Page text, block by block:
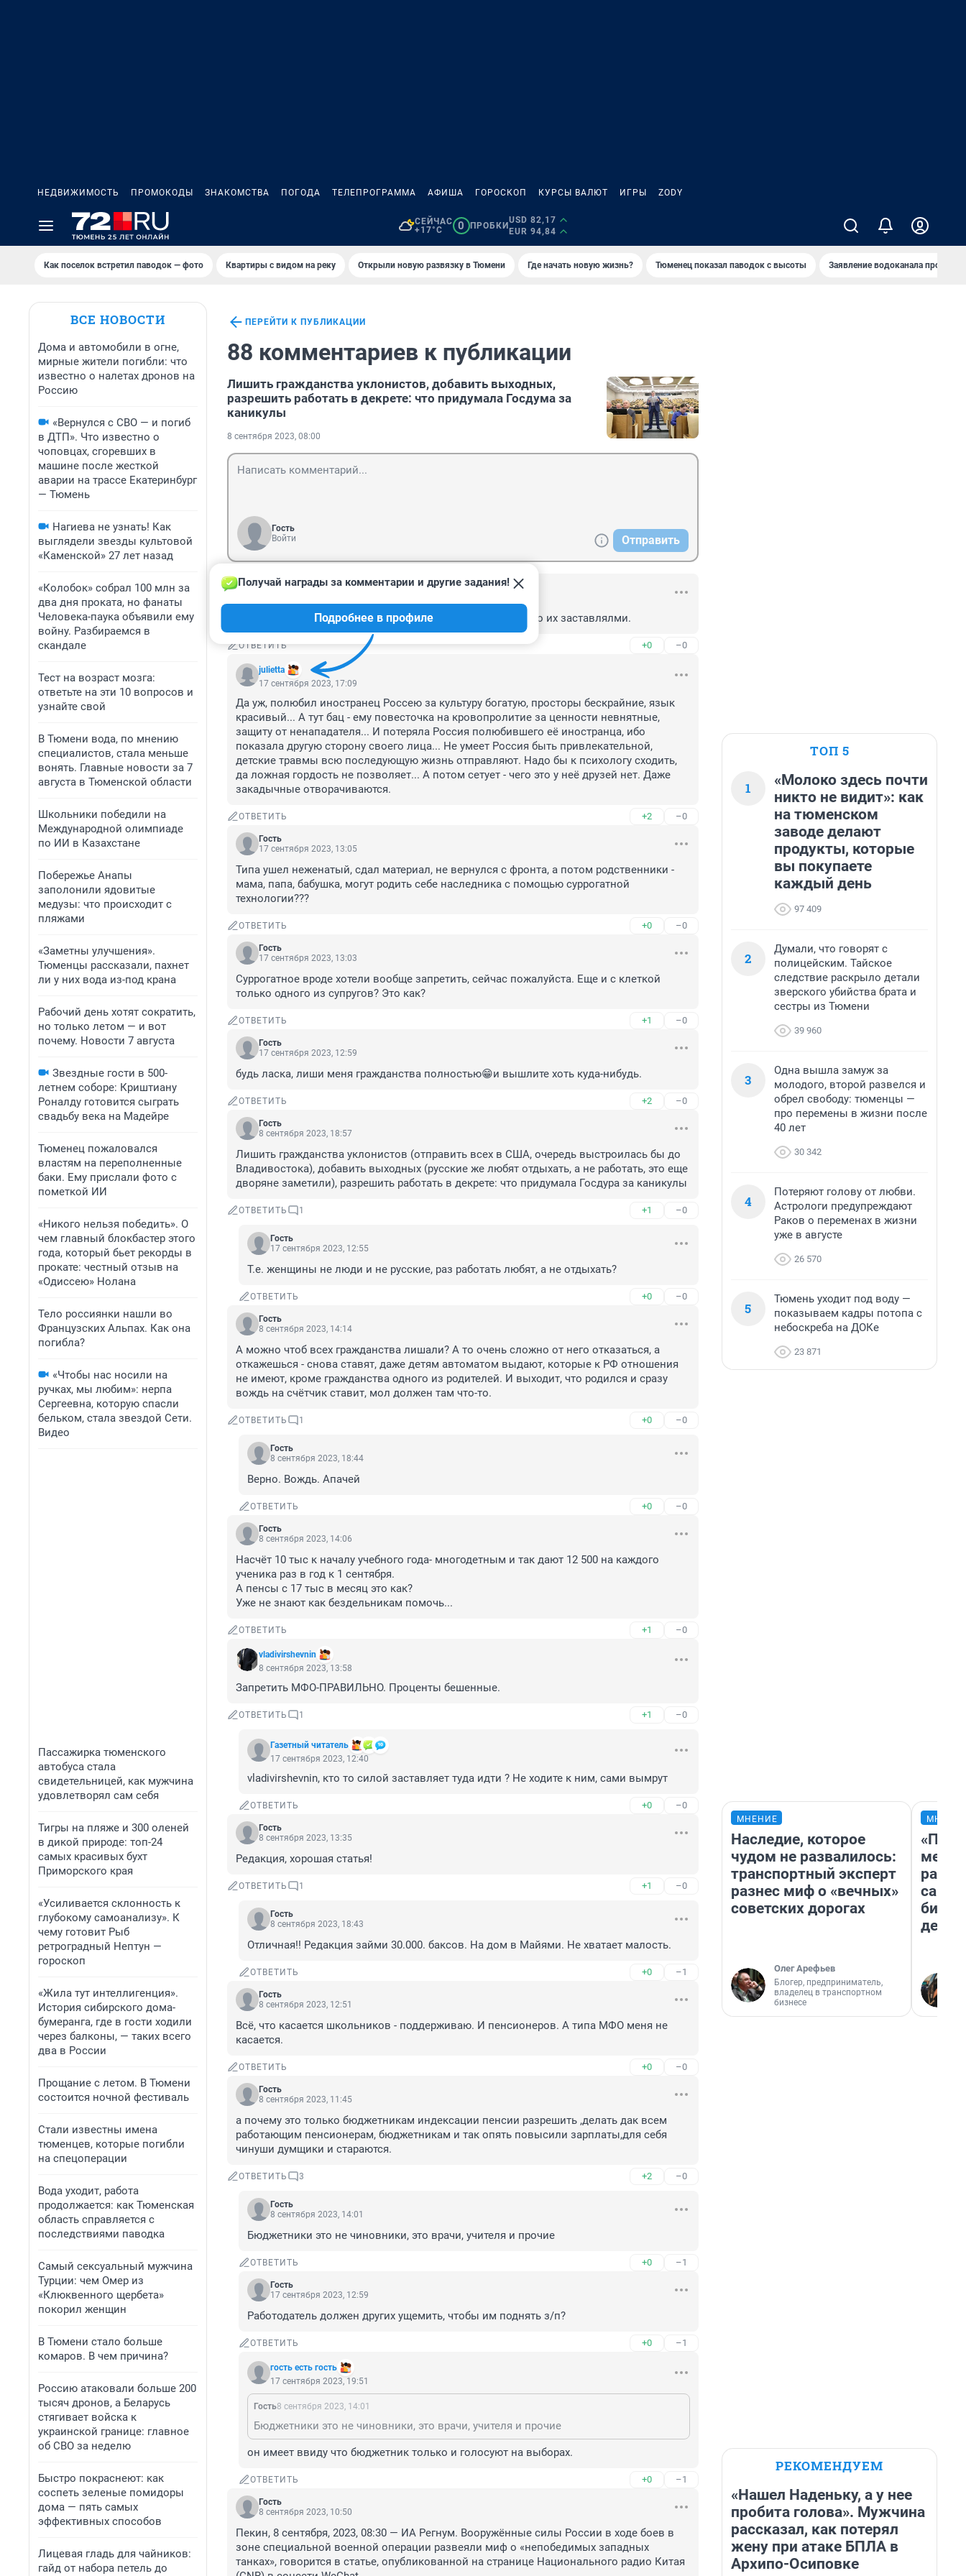
НЕДВИЖИМОСТЬ ПРОМОКОДЫ ЗНАКОМСТВА ПОГОДА ТЕЛЕПРОГРАММА АФИША ГОРОСКОП КУРСЫ ВАЛЮТ ИГРЫ ZODY
СЕЙЧАС
+17°C
0 ПРОБКИ
USD 82,17
EUR 94,84
Как поселок встретил паводок — фото Квартиры с видом на реку Открыли новую развязку в Тюмени Где начать новую жизнь? Тюменец показал паводок с высоты Заявление водоканала про
ВСЕ НОВОСТИ
Дома и автомобили в огне,
мирные жители погибли: что
известно о налетах дронов на
Россию
«Вернулся с СВО — и погиб
в ДТП». Что известно о
чоповцах, сгоревших в
машине после жесткой
аварии на трассе Екатеринбург
— Тюмень
Нагиева не узнать! Как
выглядели звезды культовой
«Каменской» 27 лет назад
«Колобок» собрал 100 млн за
два дня проката, но фанаты
Человека-паука объявили ему
войну. Разбираемся в
скандале
Тест на возраст мозга:
ответьте на эти 10 вопросов и
узнайте свой
В Тюмени вода, по мнению
специалистов, стала меньше
вонять. Главные новости за 7
августа в Тюменской области
Школьники победили на
Международной олимпиаде
по ИИ в Казахстане
Побережье Анапы
заполонили ядовитые
медузы: что происходит с
пляжами
«Заметны улучшения».
Тюменцы рассказали, пахнет
ли у них вода из-под крана
Рабочий день хотят сократить,
но только летом — и вот
почему. Новости 7 августа
Звездные гости в 500-
летнем соборе: Криштиану
Роналду готовится сыграть
свадьбу века на Мадейре
Тюменец пожаловался
властям на переполненные
баки. Ему прислали фото с
пометкой ИИ
«Никого нельзя победить». О
чем главный блокбастер этого
года, который бьет рекорды в
прокате: честный отзыв на
«Одиссею» Нолана
Тело россиянки нашли во
Французских Альпах. Как она
погибла?
«Чтобы нас носили на
ручках, мы любим»: нерпа
Сергеевна, которую спасли
бельком, стала звездой Сети.
Видео
Пассажирка тюменского
автобуса стала
свидетельницей, как мужчина
удовлетворял сам себя
Тигры на пляже и 300 оленей
в дикой природе: топ-24
самых красивых бухт
Приморского края
«Усиливается склонность к
глубокому самоанализу». К
чему готовит Рыб
ретроградный Нептун —
гороскоп
«Жила тут интеллигенция».
История сибирского дома-
бумеранга, где в гости ходили
через балконы, — таких всего
два в России
Прощание с летом. В Тюмени
состоится ночной фестиваль
Стали известны имена
тюменцев, которые погибли
на спецоперации
Вода уходит, работа
продолжается: как Тюменская
область справляется с
последствиями паводка
Самый сексуальный мужчина
Турции: чем Омер из
«Клюквенного щербета»
покорил женщин
В Тюмени стало больше
комаров. В чем причина?
Россию атаковали больше 200
тысяч дронов, а Беларусь
стягивает войска к
украинской границе: главное
об СВО за неделю
Быстро покраснеют: как
соспеть зеленые помидоры
дома — пять самых
эффективных способов
Лицевая гладь для чайников:
гайд от набора петель до
ПЕРЕЙТИ К ПУБЛИКАЦИИ
88 комментариев к публикации
Лишить гражданства уклонистов, добавить выходных,
разрешить работать в декрете: что придумала Госдума за
каникулы
8 сентября 2023, 08:00
Гость
Войти
Отправить
Гость
Мы знаем имена всех депутатов.Позднее будут пищать что их заставлялми.
ОТВЕТИТЬ +0 –0
julietta
Получай награды за комментарии и другие задания!
Подробнее в профиле
17 сентября 2023, 17:09
Да уж, полюбил иностранец Россею за культуру богатую, просторы бескрайние, язык
красивый... А тут бац - ему повесточка на кровопролитие за ценности невнятные,
защиту от ненападателя... И потеряла Россия полюбившего её иностранца, ибо
показала другую сторону своего лица... Не умеет Россия быть привлекательной,
детские травмы всю последующую жизнь отправляют. Надо бы к психологу сходить,
да ложная гордость не позволяет... А потом сетует - чего это у неё друзей нет. Даже
закадычные отворачиваются.
ОТВЕТИТЬ +2 –0
Гость
17 сентября 2023, 13:05
Типа ушел неженатый, сдал материал, не вернулся с фронта, а потом родственники -
мама, папа, бабушка, могут родить себе наследника с помощью суррогатной
технологии???
ОТВЕТИТЬ +0 –0
Гость
17 сентября 2023, 13:03
Суррогатное вроде хотели вообще запретить, сейчас пожалуйста. Еще и с клеткой
только одного из супругов? Это как?
ОТВЕТИТЬ +1 –0
Гость
17 сентября 2023, 12:59
будь ласка, лиши меня гражданства полностью😁и вышлите хоть куда-нибудь.
ОТВЕТИТЬ +2 –0
Гость
8 сентября 2023, 18:57
Лишить гражданства уклонистов (отправить всех в США, очередь выстроилась бы до
Владивостока), добавить выходных (русские же любят отдыхать, а не работать, это еще
дворяне заметили), разрешить работать в декрете: что придумала Госдура за каникулы
ОТВЕТИТЬ 1 +1 –0
Гость
17 сентября 2023, 12:55
Т.е. женщины не люди и не русские, раз работать любят, а не отдыхать?
ОТВЕТИТЬ +0 –0
Гость
8 сентября 2023, 14:14
А можно чтоб всех гражданства лишали? А то очень сложно от него отказаться, а
откажешься - снова ставят, даже детям автоматом выдают, которые к РФ отношения
не имеют, кроме гражданства одного из родителей. И выходит, что родился и сразу
вождь на счётчик ставит, мол должен там что-то.
ОТВЕТИТЬ 1 +0 –0
Гость
8 сентября 2023, 18:44
Верно. Вождь. Апачей
ОТВЕТИТЬ +0 –0
Гость
8 сентября 2023, 14:06
Насчёт 10 тыс к началу учебного года- многодетным и так дают 12 500 на каждого
ученика раз в год к 1 сентября.
А пенсы с 17 тыс в месяц это как?
Уже не знают как бездельникам помочь...
ОТВЕТИТЬ +1 –0
vladivirshevnin
8 сентября 2023, 13:58
Запретить МФО-ПРАВИЛЬНО. Проценты бешенные.
ОТВЕТИТЬ 1 +1 –0
Газетный читатель
17 сентября 2023, 12:40
vladivirshevnin, кто то силой заставляет туда идти ? Не ходите к ним, сами вымрут
ОТВЕТИТЬ +0 –0
Гость
8 сентября 2023, 13:35
Редакция, хорошая статья!
ОТВЕТИТЬ 1 +1 –0
Гость
8 сентября 2023, 18:43
Отличная!! Редакция займи 30.000. баксов. На дом в Майями. Не хватает малость.
ОТВЕТИТЬ +0 –1
Гость
8 сентября 2023, 12:51
Всё, что касается школьников - поддерживаю. И пенсионеров. А типа МФО меня не
касается.
ОТВЕТИТЬ +0 –0
Гость
8 сентября 2023, 11:45
а почему это только бюджетникам индексации пенсии разрешить ,делать дак всем
работающим пенсионерам, бюджетникам и так опять повысили зарплаты,для себя
чинуши думщики и стараются.
ОТВЕТИТЬ 3 +2 –0
Гость
8 сентября 2023, 14:01
Бюджетники это не чиновники, это врачи, учителя и прочие
ОТВЕТИТЬ +0 –1
Гость
17 сентября 2023, 12:59
Работодатель должен других ущемить, чтобы им поднять з/п?
ОТВЕТИТЬ +0 –1
гость есть гость
17 сентября 2023, 19:51
Гость8 сентября 2023, 14:01
Бюджетники это не чиновники, это врачи, учителя и прочие
он имеет ввиду что бюджетник только и голосуют на выборах.
ОТВЕТИТЬ +0 –1
Гость
8 сентября 2023, 10:50
Пекин, 8 сентября, 2023, 08:30 — ИА Регнум. Вооружённые силы России в ходе боев в
зоне специальной военной операции развеяли миф о «непобедимых западных
танках», говорится в статье, опубликованной на странице Национального радио Китая
ТОП 5
1
«Молоко здесь почти
никто не видит»: как
на тюменском
заводе делают
продукты, которые
вы покупаете
каждый день
97 409
2
Думали, что говорят с
полицейским. Тайское
следствие раскрыло детали
зверского убийства брата и
сестры из Тюмени
39 960
3
Одна вышла замуж за
молодого, второй развелся и
обрел свободу: тюменцы —
про перемены в жизни после
40 лет
30 342
4
Потеряют голову от любви.
Астрологи предупреждают
Раков о переменах в жизни
уже в августе
26 570
5
Тюмень уходит под воду —
показываем кадры потопа с
небоскреба на ДОКе
23 871
МНЕНИЕ
Наследие, которое
чудом не развалилось:
транспортный эксперт
разнес миф о «вечных»
советских дорогах
Олег Арефьев
Блогер, предприниматель,
владелец в транспортном
бизнесе
РЕКОМЕНДУЕМ
«Нашел Наденьку, а у нее
пробита голова». Мужчина
рассказал, как потерял
жену при атаке БПЛА в
Архипо-Осиповке